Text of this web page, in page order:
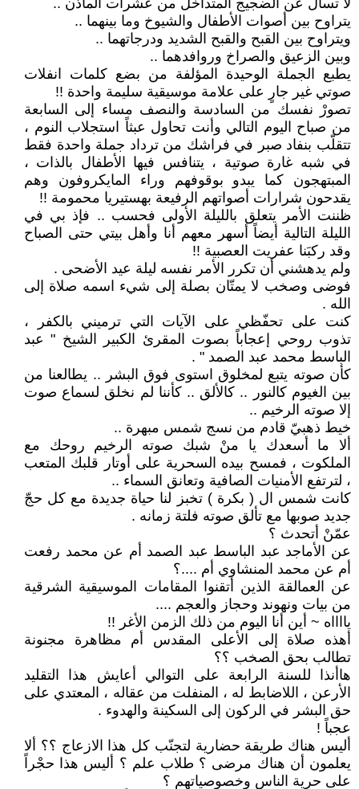
لا تسألْ عن الضجيج المتداخل من عشرات المآذن ..
يتراوح بين أصوات الأطفال والشيوخ وما بينهما ..
ويتراوح بين القبح والقبح الشديد ودرجاتهما ..
وبين الزعيق والصراخ وروافدهما ..
يطبع الجملة الوحيدة المؤلفة من بضع كلمات انفلات
صوتي غير جارٍ على علامة موسيقية سليمة واحدة !!
تصورْ نفسك من السادسة والنصف مساء إلى السابعة
من صباح اليوم التالي وأنت تحاول عبثاً استجلاب النوم ،
تتقلّب بنفاد صبر في فراشك من ترداد جملة واحدة فقط
في شبه غارة صوتية ، يتنافس فيها الأطفال بالذات ،
المبتهجون كما يبدو بوقوفهم وراء المايكروفون وهم
يقدحون شرارات أصواتهم الرفيعة بهستيريا محمومة !!
ظننت الأمر يتعلق بالليلة الأولى فحسب .. فإذ بي في
الليلة التالية أيضاً أسهر معهم أنا وأهل بيتي حتى الصباح
وقد ركبَنا عفريت العصبية !!
ولم يدهشني أن تكرر الأمر نفسه ليلة عيد الأضحى .
فوضى وصخب لا يمتّان بصلة إلى شيء اسمه صلاة إلى
الله .
كنت على تحفّظي على الآيات التي ترميني بالكفر ،
تذوب روحي إعجاباً بصوت المقرئ الكبير الشيخ " عبد
الباسط محمد عبد الصمد " .
كأن صوته يتبع لمخلوق استوى فوق البشر .. يطالعنا من
بين الغيوم كالنور .. كالألق .. كأننا لم نخلق لسماع صوت
إلا صوته الرخيم ..
خيط ذهبيّ قادم من نسج شمس مبهرة ..
ألا ما أسعدك يا منْ شبك صوته الرخيم روحك مع
الملكوت ، فمسح بيده السحرية على أوتار قلبك المتعب
، لترتفع الأمنيات الصافية وتعانق السماء ..
كانت شمس ال ( بكرة ) تخبز لنا حياة جديدة مع كل حجّ
جديد صوبها مع تألق صوته فلتة زمانه .
عمّنْ أتحدث ؟
عن الأماجد عبد الباسط عبد الصمد أم عن محمد رفعت
أم عن محمد المنشاوي أم ....؟
عن العمالقة الذين أتقنوا المقامات الموسيقية الشرقية
من بيات ونهوند وحجاز والعجم ....
يااااه ~ أين أنا اليوم من ذلك الزمن الأغر !!
أهذه صلاة إلى الأعلى المقدس أم مظاهرة مجنونة
تطالب بحق الصخب ؟؟
هاأنذا للسنة الرابعة على التوالي أعايش هذا التقليد
الأرعن ، اللاضابط له ، المنفلت من عقاله ، المعتدي على
حق البشر في الركون إلى السكينة والهدوء .
عجباً !
أليس هناك طريقة حضارية لتجنّب كل هذا الازعاج ؟؟ ألا
يعلمون أن هناك مرضى ؟ طلاب علم ؟ أليس هذا حجْراً
على حرية الناس وخصوصياتهم ؟